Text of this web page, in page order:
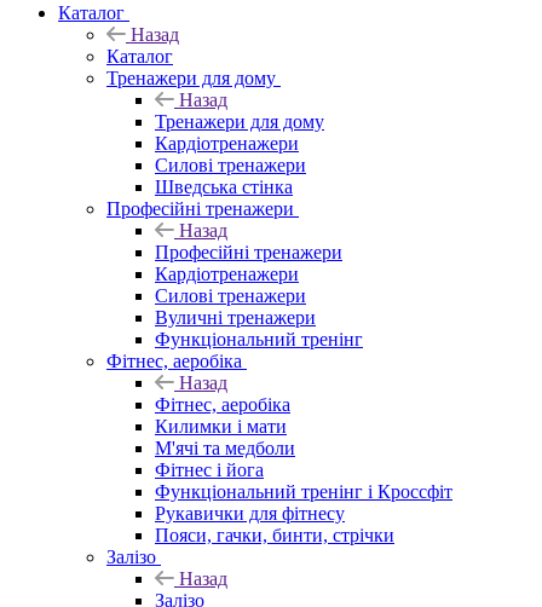
Каталог
Назад
Каталог
Тренажери для дому
Назад
Тренажери для дому
Кардіотренажери
Силові тренажери
Шведська стінка
Професійні тренажери
Назад
Професійні тренажери
Кардіотренажери
Силові тренажери
Вуличні тренажери
Функціональний тренінг
Фітнес, аеробіка
Назад
Фітнес, аеробіка
Килимки і мати
М'ячі та медболи
Фітнес і йога
Функціональний тренінг і Кроссфіт
Рукавички для фітнесу
Пояси, гачки, бинти, стрічки
Залізо
Назад
Залізо